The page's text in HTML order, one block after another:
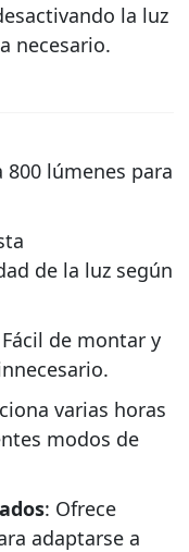
la luz
necesario.
800 lúmenes para
de la luz según
de montar y
varias horas
modos de
: Ofrece
adaptarse a